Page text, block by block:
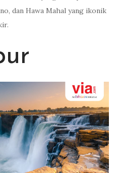
dan Hawa Mahal yang ikonik